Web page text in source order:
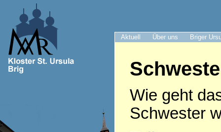
Aktuell Über uns Briger
Wie geht
Schwester